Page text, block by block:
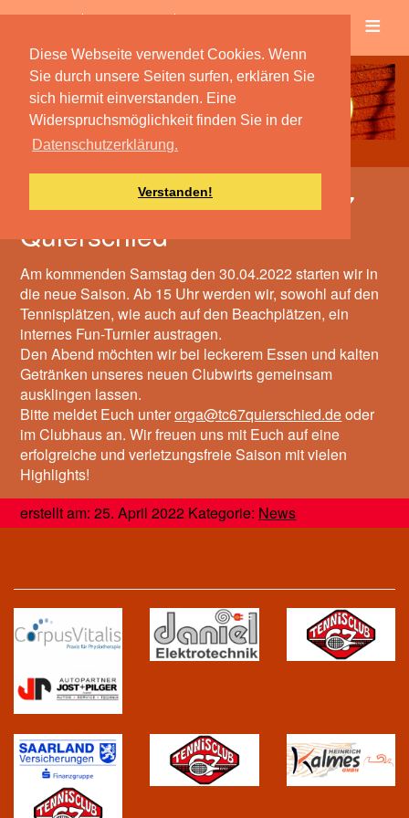
Diese Webseite verwendet Cookies. Wenn
Sie durch unsere Seiten surfen, erklären Sie
sich hiermit einverstanden. Eine
Widerspruchsmöglichkeit finden Sie in der
Datenschutzerklärung.
Verstanden!
≡
Saisoneröffnung des TC 67
Quierschied
Am kommenden Samstag den 30.04.2022 starten wir in
die neue Saison. Ab 15 Uhr werden wir, sowohl auf den
Tennisplätzen, wie auch auf den Beachplätzen, ein
internes Fun-Turnier austragen.
Den Abend möchten wir bei leckerem Essen und kalten
Getränken unseres neuen Clubwirts gemeinsam
ausklingen lassen.
Bitte meldet Euch unterorga@tc67quierschied.deoder
im Clubhaus an. Wir freuen uns mit Euch auf eine
erfolgreiche und verletzungsfreie Saison mit vielen
Highlights!
erstellt am: 25. April 2022 Kategorie: News